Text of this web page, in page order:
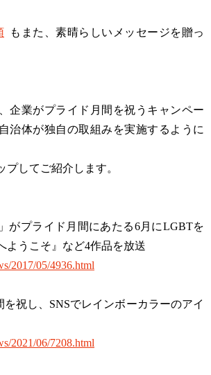
もまた、素晴らしいメッセージを贈っ
企業がプライド月間を祝うキャンペー
治体が独自の取組みを実施するように
プしてご紹介します。
がプライド月間にあたる6月にLGBTを
ようこそ』など4作品を放送
2017/05/4936.html
祝し、SNSでレインボーカラーのアイ
2021/06/7208.html